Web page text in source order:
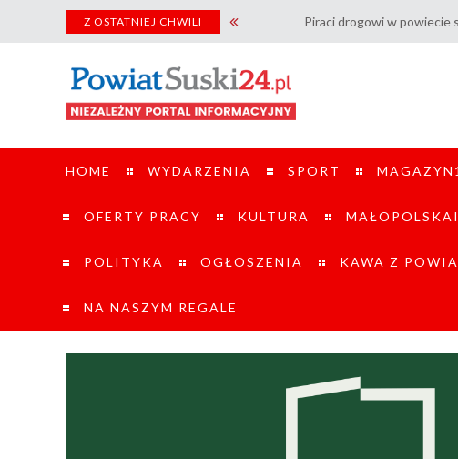
Z OSTATNIEJ CHWILI Piraci drogowi w powiecie
HOME WYDARZENIA SPORT
OFERTY PRACY KULTURA
POLITYKA OGŁOSZENIA KAWA Z
NA NASZYM REGALE